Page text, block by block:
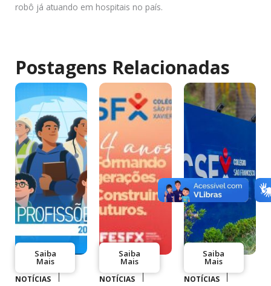
robô já atuando em hospitais no país.
Postagens Relacionadas
Saiba
Mais
NOTÍCIAS
Saiba
Mais
NOTÍCIAS
Saiba
Mais
NOTÍCIAS